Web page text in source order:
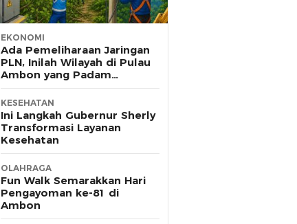
EKONOMI
Ada Pemeliharaan Jaringan
PLN, Inilah Wilayah di Pulau
Ambon yang Padam
Sementara 8 Agustus 2026
KESEHATAN
Ini Langkah Gubernur Sherly
Transformasi Layanan
Kesehatan
OLAHRAGA
Fun Walk Semarakkan Hari
Pengayoman ke-81 di
Ambon